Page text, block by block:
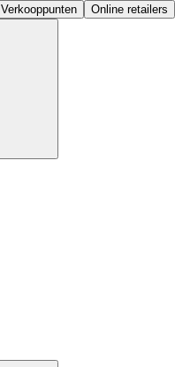
Verkooppunten Online retailers